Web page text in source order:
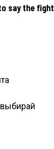
say the fight